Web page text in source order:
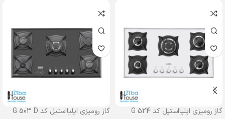
گاز رومیزی ایلیااستیل کد G 524 گاز رومیزی ایلیااستیل کد G 503 D